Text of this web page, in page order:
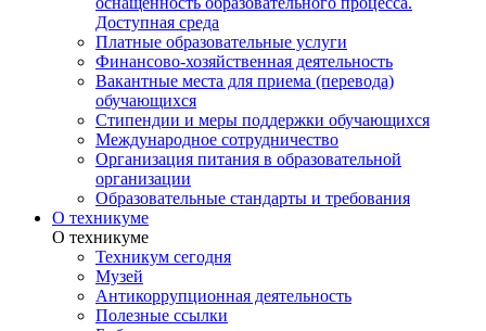
Доступная среда
Платные образовательные услуги
Финансово-хозяйственная деятельность
Вакантные места для приема (перевода)
обучающихся
Стипендии и меры поддержки обучающихся
Международное сотрудничество
Организация питания в образовательной
организации
Образовательные стандарты и требования
О техникуме
О техникуме
Техникум сегодня
Музей
Антикоррупционная деятельность
Полезные ссылки